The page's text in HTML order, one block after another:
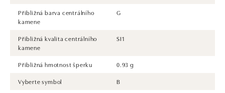
Přibližná barva centrálního
kamene
G
Přibližná kvalita centrálního
kamene
SI1
Přibližná hmotnost šperku
0.93 g
Vyberte symbol
B